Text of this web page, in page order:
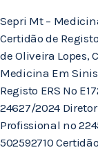
Sepri Mt –
Certidão de
de Oliveira Lopes,
Medicina Em
Registo ERS Nº
24627/2024
Profissional nº
502592710